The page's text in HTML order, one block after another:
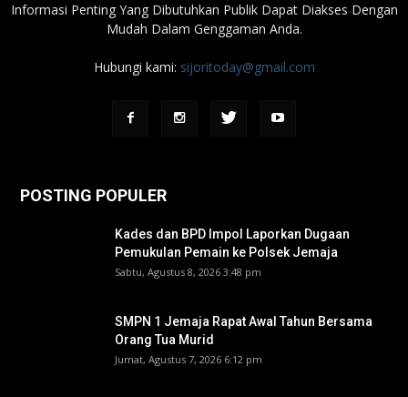
Informasi Penting Yang Dibutuhkan Publik Dapat Diakses Dengan
Mudah Dalam Genggaman Anda.
Hubungi kami: sijoritoday@gmail.com
POSTING POPULER
Kades dan BPD Impol Laporkan Dugaan
Pemukulan Pemain ke Polsek Jemaja
Sabtu, Agustus 8, 2026 3:48 pm
SMPN 1 Jemaja Rapat Awal Tahun Bersama
Orang Tua Murid ‎
Jumat, Agustus 7, 2026 6:12 pm